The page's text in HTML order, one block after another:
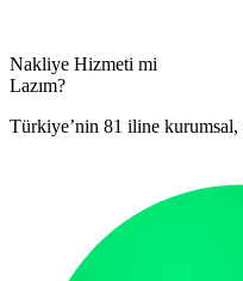
Nakliye Hizmeti mi
Lazım?
Türkiye’nin 81 iline